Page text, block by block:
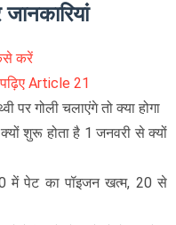
करें
पढ़िए Article 21
पर गोली चलाएंगे तो क्या होगा
शुरू होता है 1 जनवरी से क्यों
में पेट का पॉइजन खत्म, 20 से